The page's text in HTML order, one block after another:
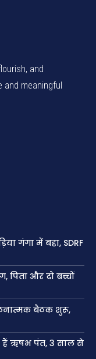
and
and meaningful
गंगा में बहा, SDRF
और दो बच्चों
बैठक शुरू,
हैं ऋषभ पंत, 3 साल से